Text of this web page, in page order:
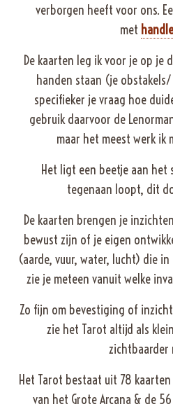
verborgen heeft voor ons.
met
De kaarten leg ik voor je op je
handen staan (je
specifieker je vraag hoe
gebruik daarvoor de
maar het meest werk ik
Het ligt een beetje aan
tegenaan loopt, dit
De kaarten brengen je
bewust zijn of je eigen
(aarde, vuur, water, lucht) die
zie je meteen vanuit welke
Zo fijn om bevestiging of
zie het Tarot altijd als
zichtbaarder
Het Tarot bestaat uit 78
van het Grote Arcana & de